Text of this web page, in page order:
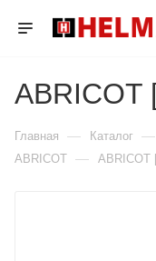
ABRICOT
Главная — Каталог —
ABRICOT — ABRICOT